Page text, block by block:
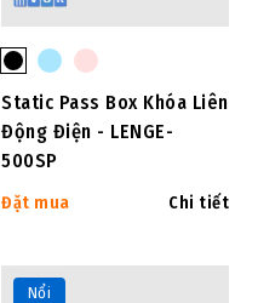
Static Pass Box Khóa Liên
Động Điện - LENGE-
500SP
Đặt mua Chi tiết
Nổi